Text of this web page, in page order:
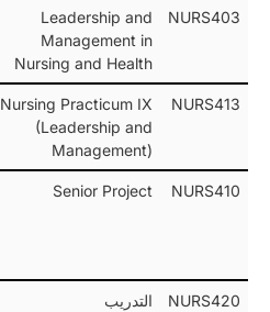
NURS403
Leadership and
Management in
Nursing and Health
NURS413
Nursing Practicum IX
(Leadership and
Management)
NURS410
Senior Project
NURS420 التدريب